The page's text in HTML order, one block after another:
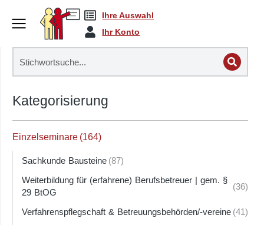
Ihre Auswahl
Ihr Konto
Kategorisierung
Einzelseminare (164)
Sachkunde Bausteine (87)
Weiterbildung für (erfahrene) Berufsbetreuer | gem. §
29 BtOG
(36)
Verfahrenspflegschaft & Betreuungsbehörden/-vereine (41)